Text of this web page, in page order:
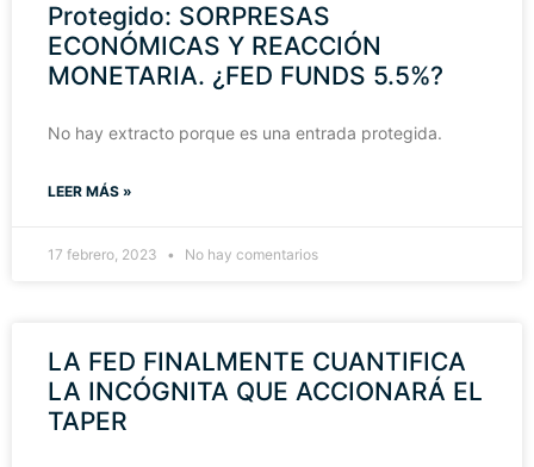
Protegido: SORPRESAS
ECONÓMICAS Y REACCIÓN
MONETARIA. ¿FED FUNDS 5.5%?
No hay extracto porque es una entrada protegida.
LEER MÁS »
17 febrero, 2023 No hay comentarios
LA FED FINALMENTE CUANTIFICA
LA INCÓGNITA QUE ACCIONARÁ EL
TAPER